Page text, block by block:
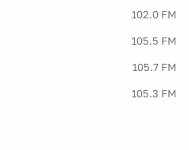
102.0 FM
105.5 FM
105.7 FM
105.3 FM